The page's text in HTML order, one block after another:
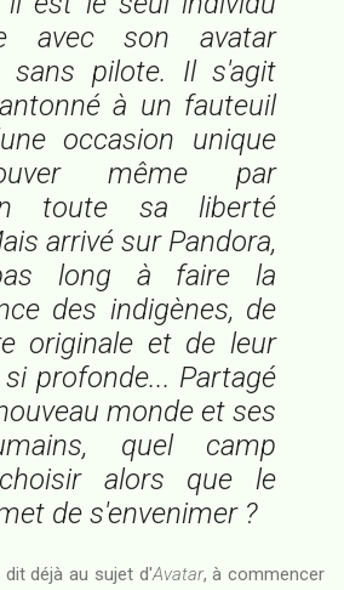
avec son avatar
sans pilote. Il s'agit
à un fauteuil
occasion unique
même par
toute sa liberté
arrivé sur Pandora,
long à faire la
des indigènes, de
originale et de leur
profonde... Partagé
monde et ses
quel camp
alors que le
de s'envenimer ?
déjà au sujet d'Avatar, à commencer